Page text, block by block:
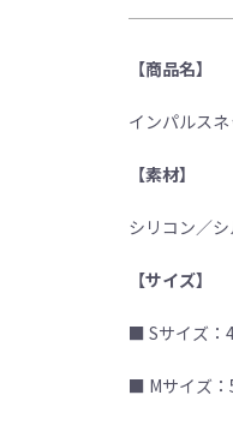
【商品名】
インパルス
【素材】
シリコン／
【サイズ】
■ Sサイズ：
■ Mサイズ